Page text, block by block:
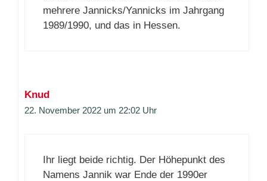
mehrere Jannicks/Yannicks im Jahrgang
1989/1990, und das in Hessen.
Knud
22. November 2022 um 22:02 Uhr
Ihr liegt beide richtig. Der Höhepunkt des
Namens Jannik war Ende der 1990er